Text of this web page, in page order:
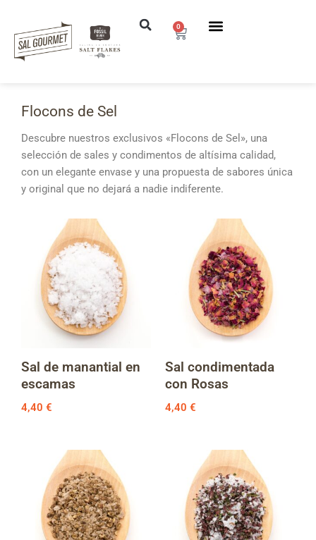
Saltar
al
0
Flocons de Sel
Descubre nuestros exclusivos «Flocons de Sel», una
selección de sales y condimentos de altísima calidad,
con un elegante envase y una propuesta de sabores única
y original que no dejará a nadie indiferente.
Sal de manantial en
escamas
4,40 €
Sal condimentada
con Rosas
4,40 €